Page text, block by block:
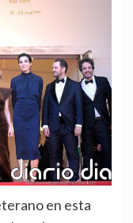
en esta